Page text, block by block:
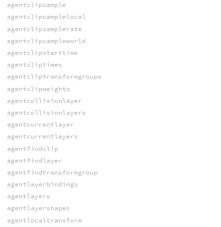
agentclipsample
agentclipsamplelocal
agentclipsamplerate
agentclipsampleworld
agentclipstarttime
agentcliptimes
agentcliptransformgroups
agentclipweights
agentcollisionlayer
agentcollisionlayers
agentcurrentlayer
agentcurrentlayers
agentfindclip
agentfindlayer
agentfindtransformgroup
agentlayerbindings
agentlayers
agentlayershapes
agentlocaltransform